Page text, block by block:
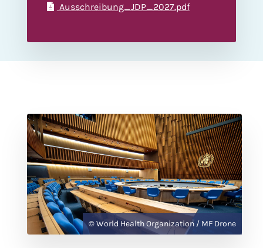
Ausschreibung_JDP_2027.pdf
© World Health Organization / MF Drone